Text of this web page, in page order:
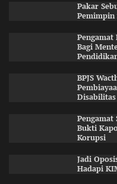
Pakar
Pemimpin
Pengamat
Bagi
BPJS
Disabilitas
Bukti
Korupsi
Jadi
Hadapi